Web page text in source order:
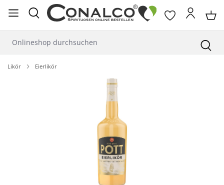
springen
Likör Eierlikör